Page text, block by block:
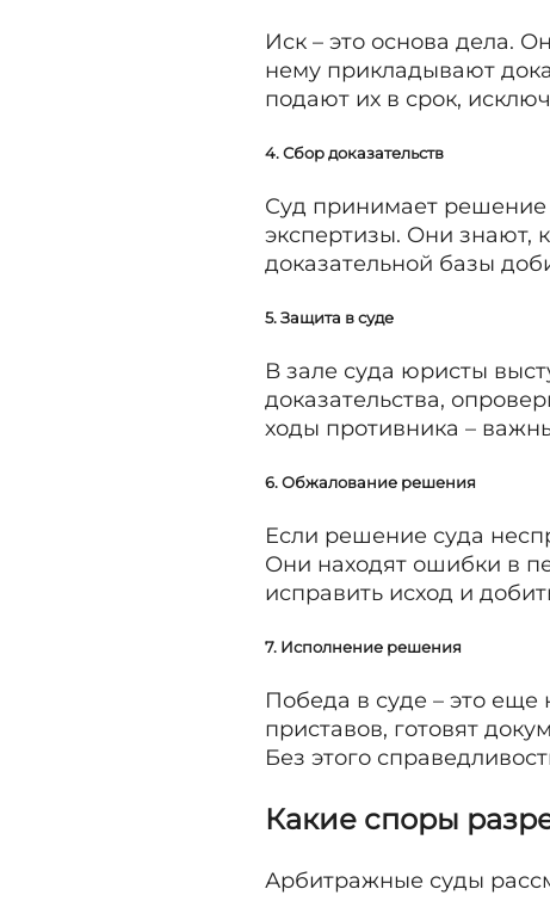
Иск – это основа дела.
нему прикладывают
подают их в срок,
4. Сбор доказательств
Суд принимает решение
экспертизы. Они знают,
доказательной базы
5. Защита в суде
В зале суда юристы
доказательства,
ходы противника –
6. Обжалование решения
Если решение суда
Они находят ошибки в
исправить исход и
7. Исполнение решения
Победа в суде – это
приставов, готовят
Без этого
Какие споры
Арбитражные суды